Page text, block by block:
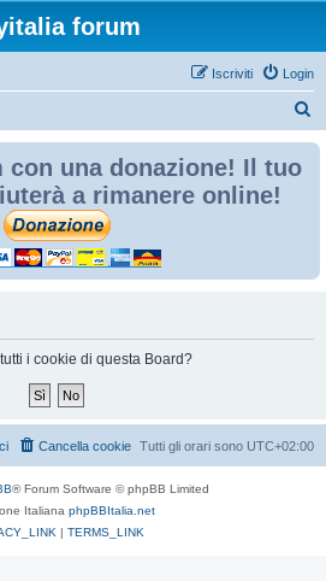
forum
Login
Iscriviti
una donazione! Il tuo
a rimanere online!
i cookie di questa Board?
Tutti gli orari sono UTC+02:00
Cancella cookie
® Forum Software © phpBB Limited
Italiana phpBBItalia.net
| TERMS_LINK